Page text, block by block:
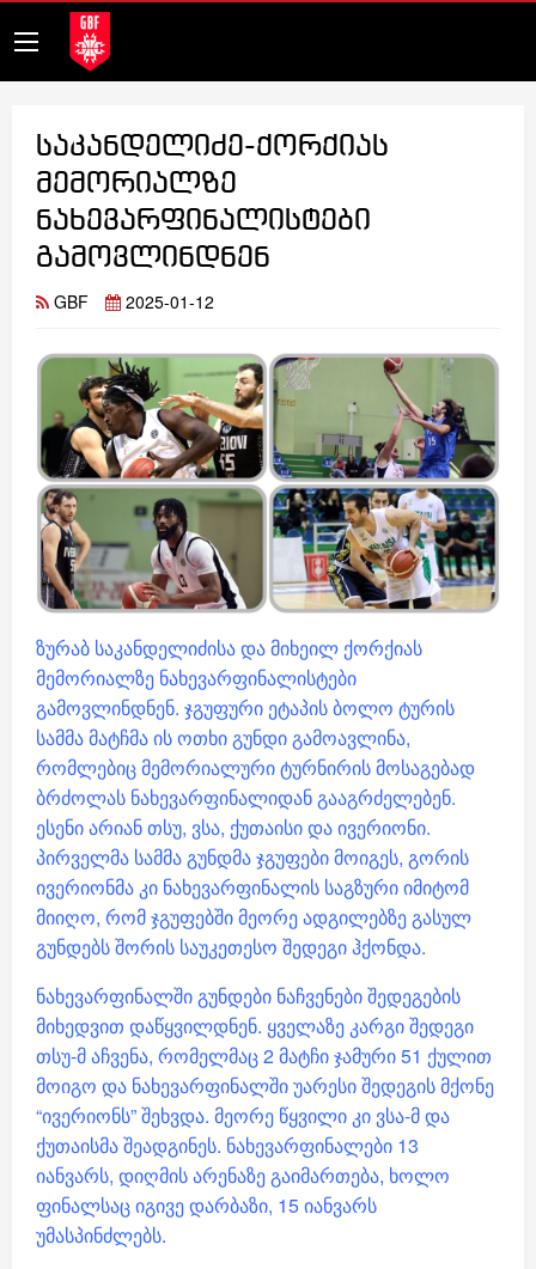
საკანდელიძე-ქორქიას
მემორიალზე
ნახევარფინალისტები
გამოვლინდნენ
GBF 2025-01-12
ზურაბ საკანდელიძისა და მიხეილ ქორქიას
მემორიალზე ნახევარფინალისტები
გამოვლინდნენ. ჯგუფური ეტაპის ბოლო ტურის
სამმა მატჩმა ის ოთხი გუნდი გამოავლინა,
რომლებიც მემორიალური ტურნირის მოსაგებად
ბრძოლას ნახევარფინალიდან გააგრძელებენ.
ესენი არიან თსუ, ვსა, ქუთაისი და ივერიონი.
პირველმა სამმა გუნდმა ჯგუფები მოიგეს, გორის
ივერიონმა კი ნახევარფინალის საგზური იმიტომ
მიიღო, რომ ჯგუფებში მეორე ადგილებზე გასულ
გუნდებს შორის საუკეთესო შედეგი ჰქონდა.
ნახევარფინალში გუნდები ნაჩვენები შედეგების
მიხედვით დაწყვილდნენ. ყველაზე კარგი შედეგი
თსუ-მ აჩვენა, რომელმაც 2 მატჩი ჯამური 51 ქულით
მოიგო და ნახევარფინალში უარესი შედეგის მქონე
“ივერიონს” შეხვდა. მეორე წყვილი კი ვსა-მ და
ქუთაისმა შეადგინეს. ნახევარფინალები 13
იანვარს, დიღმის არენაზე გაიმართება, ხოლო
ფინალსაც იგივე დარბაზი, 15 იანვარს
უმასპინძლებს.